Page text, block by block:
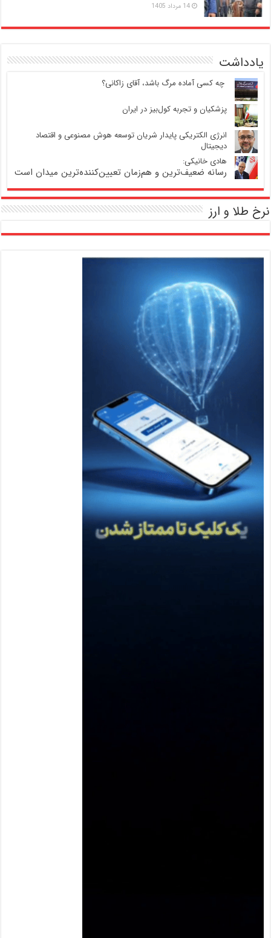
14 مرداد 1405
یادداشت
‍ چه کسی آماده مرگ باشد، آقای زاکانی؟
پزشکیان و تجربه کول‌بیز در ایران
انرژی الکتریکی پایدار شریان توسعه هوش مصنوعی و اقتصاد
دیجیتال
هادی خانیکی:
رسانه ضعیف‌ترین و هم‌زمان تعیین‌کننده‌ترین میدان است
نرخ طلا و ارز